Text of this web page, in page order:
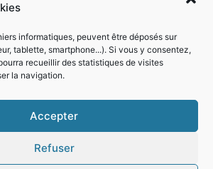
informatiques, peuvent être déposés sur
tablette, smartphone...). Si vous y consentez,
recueillir des statistiques de visites
la navigation.
Accepter
Refuser
de la mairie